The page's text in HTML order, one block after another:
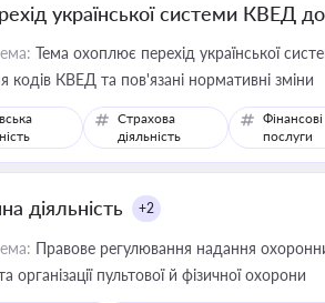
української системи КВЕД
Тема охоплює перехід української
кодів КВЕД та пов'язані нормативні зміни
Страхова
діяльність
Фінансові
послуги
діяльність +2
Правове регулювання надання
організації пультової й фізичної охорони